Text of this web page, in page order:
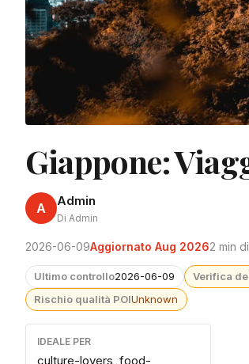
Giappone:
A Admin
Di Admin
2026-06-09Aggiornato Aug 20262 min
Ultimo controllo2026-06-09 Verifica
Rischio qualità POIUnknown
IDEALE PER
culture-lovers, food-